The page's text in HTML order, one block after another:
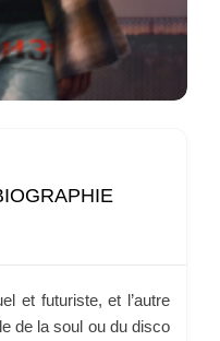
et futuriste, et l’autre
de la soul ou du disco